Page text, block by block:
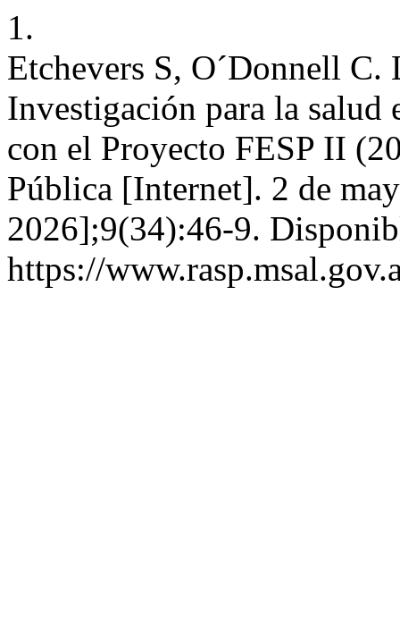
1.
Etchevers S, O´Donnell
Investigación para la
con el Proyecto FESP II
Pública [Internet]. 2 de
2026];9(34):46-9.
https://